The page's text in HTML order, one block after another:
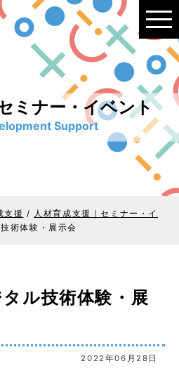
ミナー・イベント
Support
支援 / 人材育成支援｜セミナー・イ
術体験・展示会
ル技術体験・展
2022年06月28日